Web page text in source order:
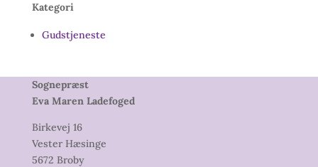
Kategori
Gudstjeneste
Sognepræst
Eva Maren Ladefoged
Birkevej 16
Vester Hæsinge
5672 Broby